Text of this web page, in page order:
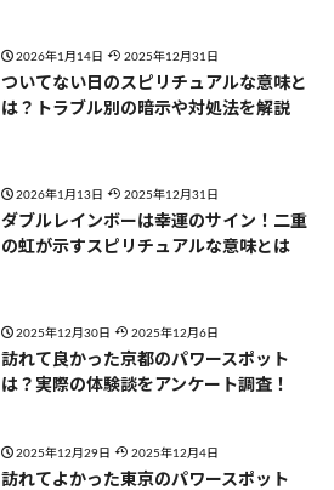
2026年1月14日 2025年12月31日
ついてない日のスピリチュアルな意味と
は？トラブル別の暗示や対処法を解説
2026年1月13日 2025年12月31日
ダブルレインボーは幸運のサイン！二重
の虹が示すスピリチュアルな意味とは
2025年12月30日 2025年12月6日
訪れて良かった京都のパワースポット
は？実際の体験談をアンケート調査！
2025年12月29日 2025年12月4日
訪れてよかった東京のパワースポット